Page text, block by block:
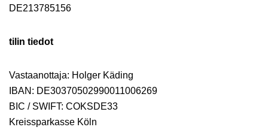
DE213785156
tilin tiedot
Vastaanottaja: Holger Käding
IBAN: DE30370502990011006269
BIC / SWIFT: COKSDE33
Kreissparkasse Köln